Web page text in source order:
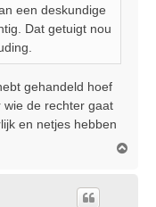
een deskundige
Dat getuigt nou
gehandeld hoef
wie de rechter gaat
en netjes hebben